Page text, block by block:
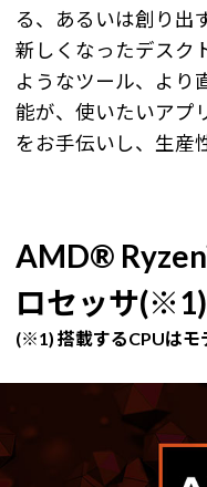
る、あるいは創り出
新しくなったデスク
ようなツール、より
能が、使いたいアプ
をお手伝いし、生産
AMD®
ロセッサ(※1)
(※1) 搭載するCPUはモ